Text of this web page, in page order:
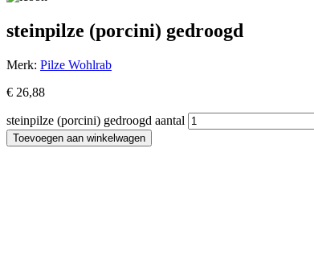
steinpilze (porcini) gedroogd
Merk: Pilze Wohlrab
€ 26,88
steinpilze (porcini) gedroogd aantal
Toevoegen aan winkelwagen